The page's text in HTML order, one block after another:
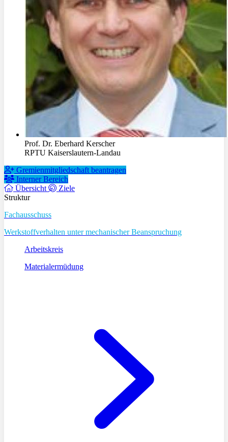
Prof. Dr. Eberhard Kerscher
RPTU Kaiserslautern-Landau
Gremienmitgliedschaft beantragen
Interner Bereich
Übersicht
Ziele
Struktur
Fachausschuss
Werkstoffverhalten unter mechanischer Beanspruchung
Arbeitskreis
Materialermüdung